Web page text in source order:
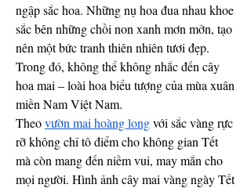
ngập sắc hoa. Những nụ hoa đua nhau khoe
sắc bên những chồi non xanh mơn mởn, tạo
nên một bức tranh thiên nhiên tươi đẹp.
Trong đó, không thể không nhắc đến cây
hoa mai – loài hoa biểu tượng của mùa xuân
miền Nam Việt Nam.
Theo vườn mai hoàng long với sắc vàng rực
rỡ không chỉ tô điểm cho không gian Tết
mà còn mang đến niềm vui, may mắn cho
mọi người. Hình ảnh cây mai vàng ngày Tết